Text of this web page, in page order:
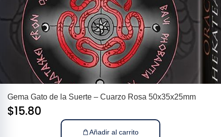
Gema Gato de la Suerte – Cuarzo Rosa 50x35x25mm
$15.80
Añadir al carrito